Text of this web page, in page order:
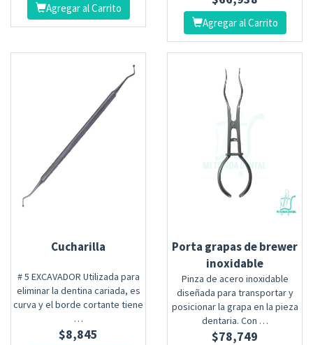
Agregar al Carrito
Agregar al Carrito
Cucharilla
# 5 EXCAVADOR Utilizada para
eliminar la dentina cariada, es
curva y el borde cortante tiene
…
$8,845
Porta grapas de brewer
inoxidable
Pinza de acero inoxidable
diseñada para transportar y
posicionar la grapa en la pieza
dentaria. Con …
$78,749